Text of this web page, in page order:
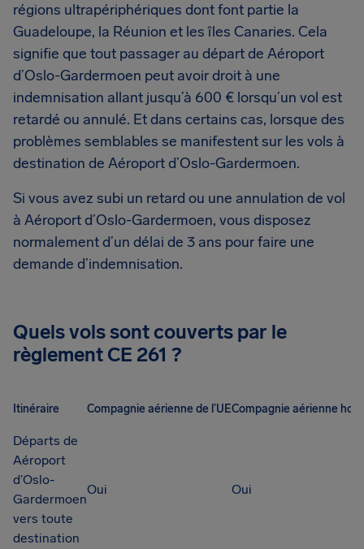
régions ultrapériphériques dont font partie la
Guadeloupe, la Réunion et les îles Canaries. Cela
signifie que tout passager au départ de Aéroport
d’Oslo-Gardermoen peut avoir droit à une
indemnisation allant jusqu’à 600 € lorsqu’un vol est
retardé ou annulé. Et dans certains cas, lorsque des
problèmes semblables se manifestent sur les vols à
destination de Aéroport d’Oslo-Gardermoen.
Si vous avez subi un retard ou une annulation de vol
à Aéroport d’Oslo-Gardermoen, vous disposez
normalement d’un délai de 3 ans pour faire une
demande d’indemnisation.
Quels vols sont couverts par le
règlement CE 261 ?
Itinéraire Compagnie aérienne de l’UECompagnie aérienne
Départs de
Aéroport
d’Oslo-
Gardermoen
vers toute
destination
Oui Oui